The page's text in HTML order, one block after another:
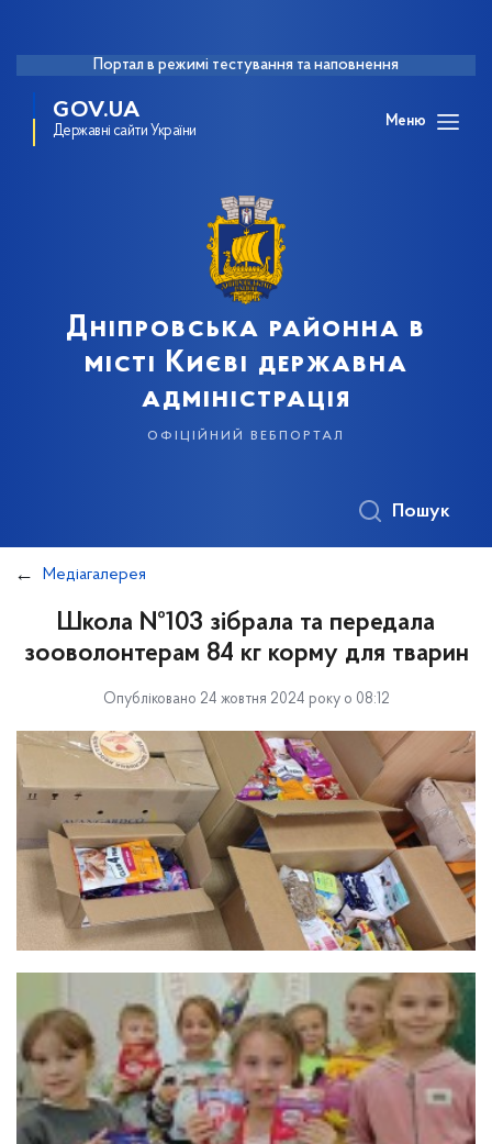
Портал в режимі тестування та наповнення
GOV.UA
Державні сайти України
Меню
Дніпровська районна в
місті Києві державна
адміністрація
офіційний вебпортал
Пошук
Медіагалерея
Школа №103 зібрала та передала
зооволонтерам 84 кг корму для тварин
Опубліковано 24 жовтня 2024 року о 08:12